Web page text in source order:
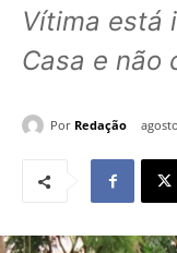
Vítima está
Casa e não
Por Redação